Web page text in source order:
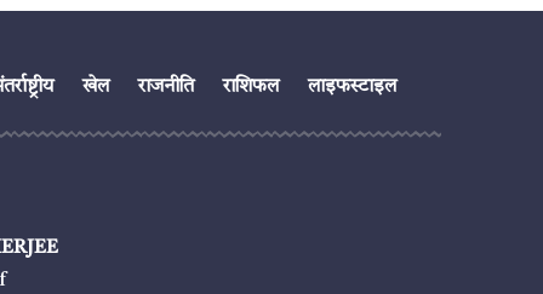
खेल राजनीति राशिफल लाइफस्टाइल